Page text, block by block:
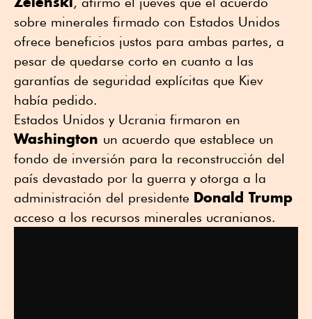
sobre minerales firmado con Estados Unidos
ofrece beneficios justos para ambas partes, a
pesar de quedarse corto en cuanto a las
garantías de seguridad explícitas que Kiev
había pedido.
Estados Unidos y Ucrania firmaron en
Washington un acuerdo que establece un
fondo de inversión para la reconstrucción del
país devastado por la guerra y otorga a la
administración del presidente Donald Trump
acceso a los recursos minerales ucranianos.